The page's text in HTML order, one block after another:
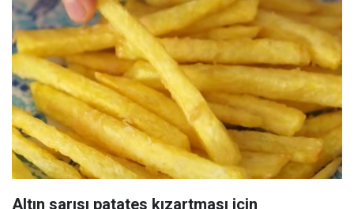
Altın sarısı patates kızartması için